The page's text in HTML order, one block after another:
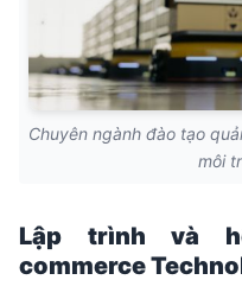
Chuyên ngành đào tạo
môi
Lập trình và
commerce